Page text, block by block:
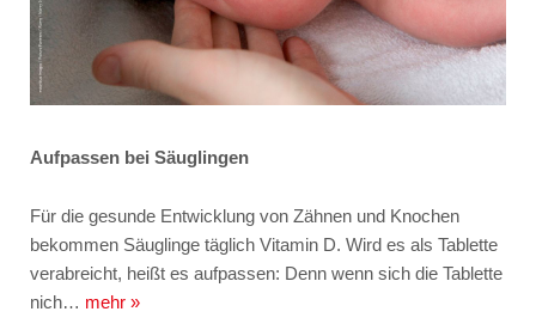
Aufpassen bei Säuglingen
Für die gesunde Entwicklung von Zähnen und Knochen
bekommen Säuglinge täglich Vitamin D. Wird es als Tablette
verabreicht, heißt es aufpassen: Denn wenn sich die Tablette
nich… mehr »